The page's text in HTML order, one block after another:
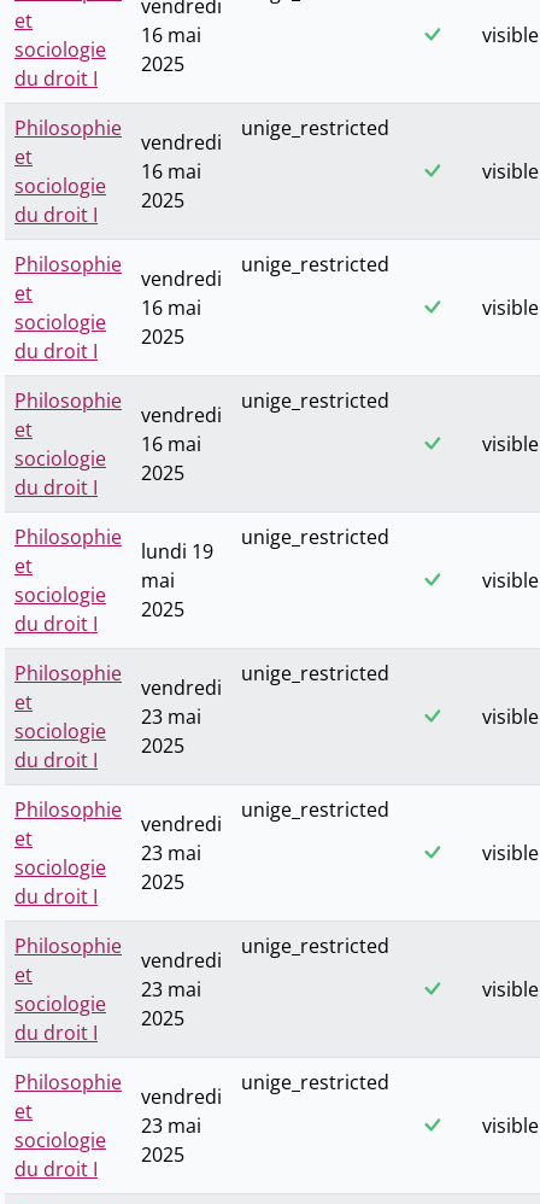
et
sociologie
du droit I
vendredi
16 mai
2025
visible
Philosophie
et
sociologie
du droit I
vendredi
16 mai
2025
unige_restricted
visible
Philosophie
et
sociologie
du droit I
vendredi
16 mai
2025
unige_restricted
visible
Philosophie
et
sociologie
du droit I
vendredi
16 mai
2025
unige_restricted
visible
Philosophie
et
sociologie
du droit I
lundi 19
mai
2025
unige_restricted
visible
Philosophie
et
sociologie
du droit I
vendredi
23 mai
2025
unige_restricted
visible
Philosophie
et
sociologie
du droit I
vendredi
23 mai
2025
unige_restricted
visible
Philosophie
et
sociologie
du droit I
vendredi
23 mai
2025
unige_restricted
visible
Philosophie
et
sociologie
du droit I
vendredi
23 mai
2025
unige_restricted
visible